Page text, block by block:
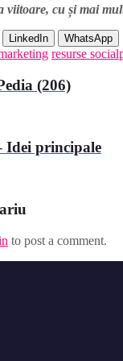
viitoare, cu și mai
LinkedIn WhatsApp
resurse
(206)
Idei principale
to post a comment.